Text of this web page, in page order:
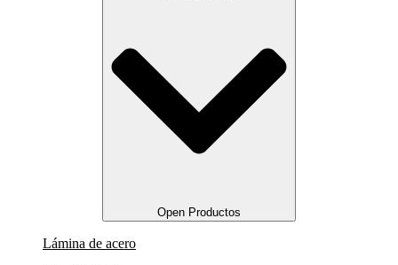
Open Productos
Lámina de acero